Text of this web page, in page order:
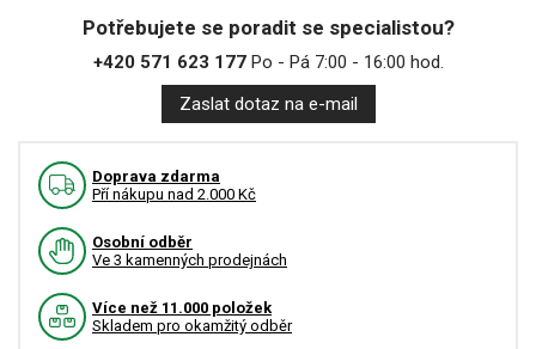
Potřebujete se poradit se specialistou?
+420 571 623 177Po - Pá 7:00 - 16:00 hod.
Zaslat dotaz na e-mail
Doprava zdarma
Pří nákupu nad 2.000 Kč
Osobní odběr
Ve 3 kamenných prodejnách
Více než 11.000 položek
Skladem pro okamžitý odběr